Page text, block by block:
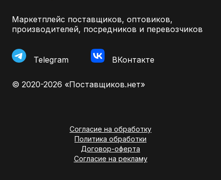
Маркетплейс поставщиков, оптовиков,
производителей, посредников и перевозчиков
Telegram ВКонтакте
© 2020-2026 «Поставщиков.нет»
Согласие на обработку
Политика обработки
Договор-оферта
Согласие на рекламу